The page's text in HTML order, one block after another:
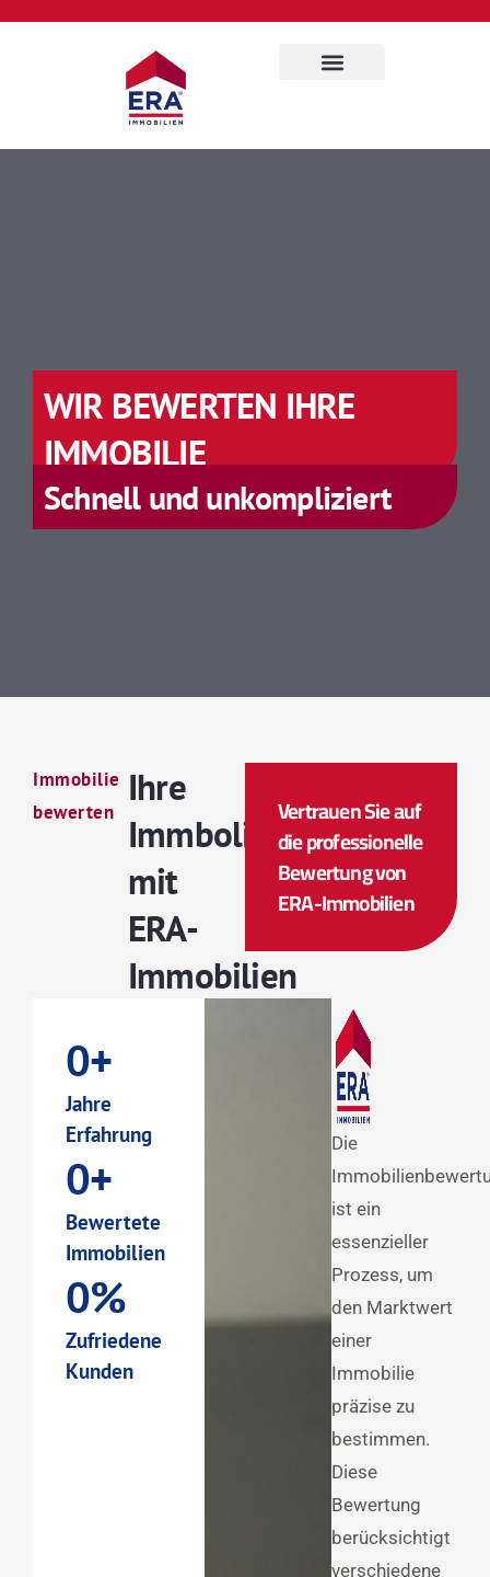
WIR BEWERTEN IHRE
IMMOBILIE
Schnell und unkompliziert
Immobilie
bewerten
Ihre
Immbolienbewertung
mit
ERA-
Immobilien
Vertrauen Sie auf
die professionelle
Bewertung von
ERA-Immobilien
Jahre
Erfahrung
0+
Bewertete
Immobilien
0+
Zufriedene
Kunden
0%
Die
ist ein
essenzieller
Prozess, um
den Marktwert
einer
Immobilie
präzise zu
bestimmen.
Diese
Bewertung
berücksichtigt
verschiedene